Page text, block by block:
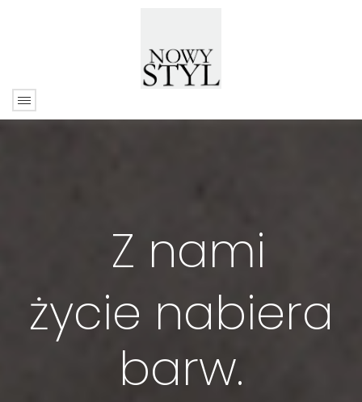
Z nami
życie nabiera
barw.